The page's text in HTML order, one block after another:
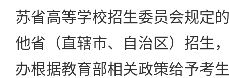
苏省高等学校招生委员会规定
他省（直辖市、自治区）招生
办根据教育部相关政策给予考